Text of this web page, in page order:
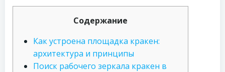
Содержание
Как устроена площадка кракен:
архитектура и принципы
Поиск рабочего зеркала кракен в